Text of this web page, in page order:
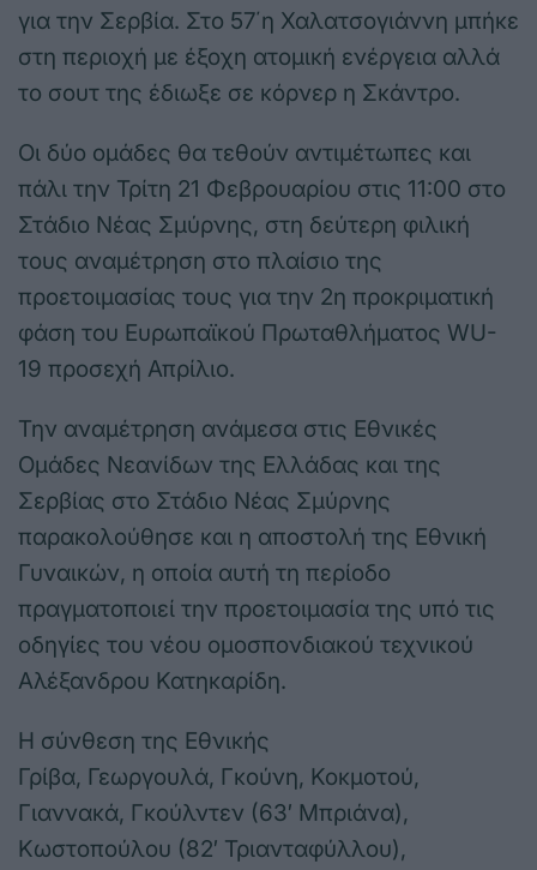
για την Σερβία. Στο 57΄η Χαλατσογιάννη μπήκε
στη περιοχή με έξοχη ατομική ενέργεια αλλά
το σουτ της έδιωξε σε κόρνερ η Σκάντρο.
Οι δύο ομάδες θα τεθούν αντιμέτωπες και
πάλι την Τρίτη 21 Φεβρουαρίου στις 11:00 στο
Στάδιο Νέας Σμύρνης, στη δεύτερη φιλική
τους αναμέτρηση στο πλαίσιο της
προετοιμασίας τους για την 2η προκριματική
φάση του Ευρωπαϊκού Πρωταθλήματος WU-
19 προσεχή Απρίλιο.
Την αναμέτρηση ανάμεσα στις Εθνικές
Ομάδες Νεανίδων της Ελλάδας και της
Σερβίας στο Στάδιο Νέας Σμύρνης
παρακολούθησε και η αποστολή της Εθνική
Γυναικών, η οποία αυτή τη περίοδο
πραγματοποιεί την προετοιμασία της υπό τις
οδηγίες του νέου ομοσπονδιακού τεχνικού
Αλέξανδρου Κατηκαρίδη.
Η σύνθεση της Εθνικής
Γρίβα, Γεωργουλά, Γκούνη, Κοκμοτού,
Γιαννακά, Γκούλντεν (63′ Μπριάνα),
Κωστοπούλου (82′ Τριανταφύλλου),